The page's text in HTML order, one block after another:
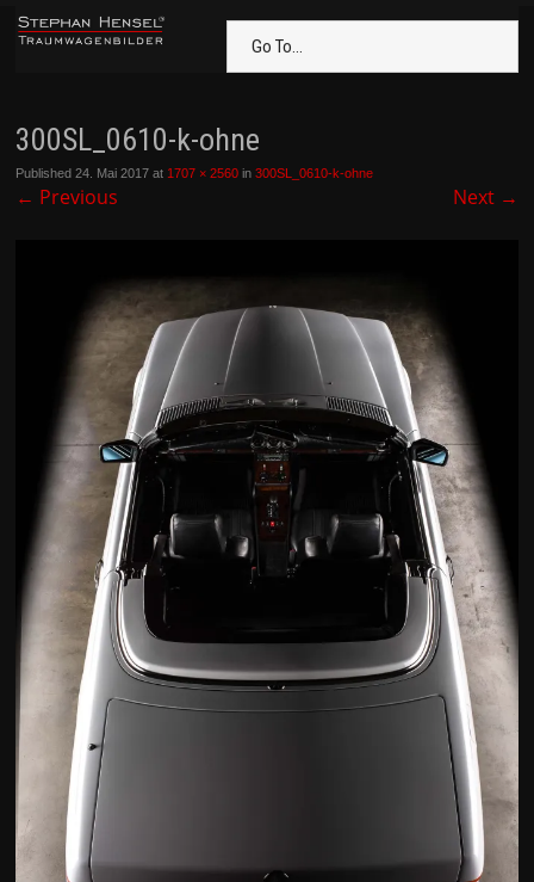
Go To...
300SL_0610-k-ohne
Published24. Mai 2017 at 1707 × 2560 in300SL_0610-k-ohne
← Previous Next →